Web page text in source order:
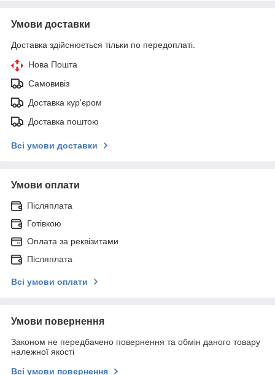
Умови доставки
Доставка здійснюється тільки по передоплаті.
Нова Пошта
Самовивіз
Доставка кур'єром
Доставка поштою
Всі умови доставки
Умови оплати
Післяплата
Готівкою
Оплата за реквізитами
Післяплата
Всі умови оплати
Умови повернення
Законом не передбачено повернення та обмін даного товару
належної якості
Всі умови повернення